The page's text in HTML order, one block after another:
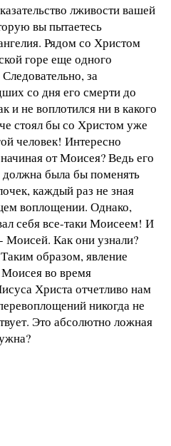
лживости вашей
вы пытаетесь
Рядом со Христом
горе еще одного
за
со дня его смерти до
и не воплотился ни в какого
стоял бы со Христом уже
человек! Интересно
от Моисея? Ведь его
должна была бы поменять
каждый раз не зная
воплощении. Однако,
себя все-таки Моисеем! И
Моисей. Как они узнали?
образом, явление
во время
Христа отчетливо нам
никогда не
Это абсолютно ложная